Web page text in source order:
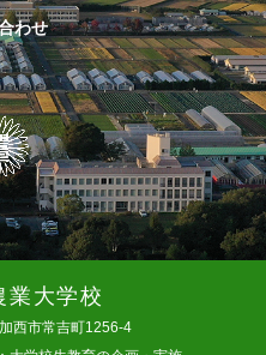
わせ
業大学校
西市常吉町1256-4